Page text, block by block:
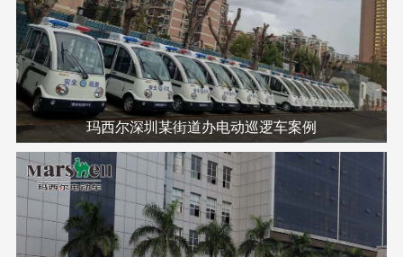
玛西尔深圳某街道办电动巡逻车案例